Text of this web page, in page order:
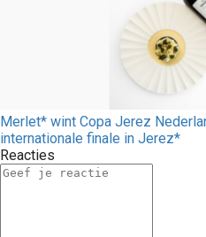
Merlet* wint Copa Jerez
internationale finale in Jerez*
Reacties